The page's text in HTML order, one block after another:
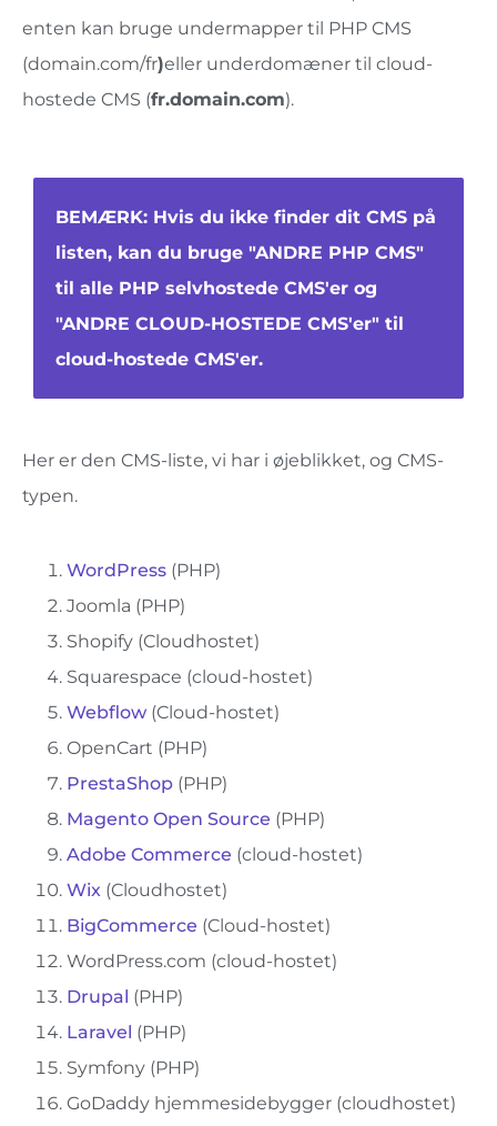
enten kan bruge undermapper til PHP CMS
(domain.com/fr)eller underdomæner til cloud-
hostede CMS (fr.domain.com).
BEMÆRK: Hvis du ikke finder dit CMS på
listen, kan du bruge "ANDRE PHP CMS"
til alle PHP selvhostede CMS'er og
"ANDRE CLOUD-HOSTEDE CMS'er" til
cloud-hostede CMS'er.
Her er den CMS-liste, vi har i øjeblikket, og CMS-
typen.
WordPress (PHP)
Joomla (PHP)
Shopify (Cloudhostet)
Squarespace (cloud-hostet)
Webflow (Cloud-hostet)
OpenCart (PHP)
PrestaShop (PHP)
Magento Open Source (PHP)
Adobe Commerce (cloud-hostet)
Wix (Cloudhostet)
BigCommerce (Cloud-hostet)
WordPress.com (cloud-hostet)
Drupal (PHP)
Laravel (PHP)
Symfony (PHP)
GoDaddy hjemmesidebygger (cloudhostet)